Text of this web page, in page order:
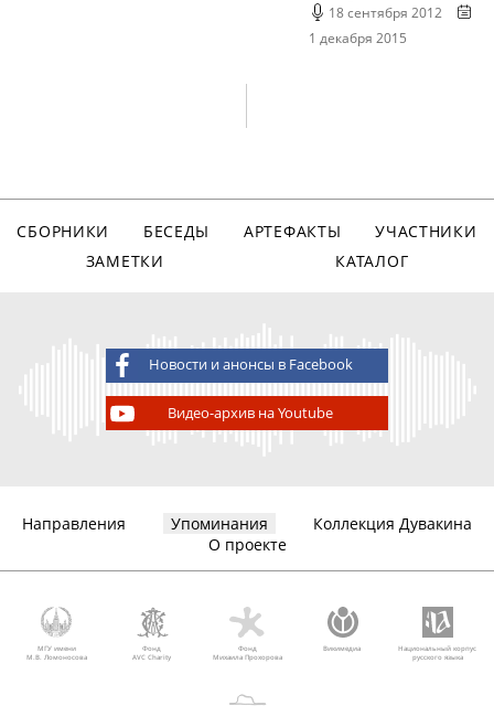
18 сентября 2012
1 декабря 2015
СБОРНИКИ БЕСЕДЫ АРТЕФАКТЫ
УЧАСТНИКИ
ЗАМЕТКИ
КАТАЛОГ
Новости и анонсы в Facebook
Видео-архив на Youtube
Направления Упоминания
Коллекция Дувакина
О проекте
МГУ имени
М.В. Ломоносова
Фонд
AVC Charity
Фонд
Михаила Прохорова
Викимедиа
Национальный корпус
русского языка